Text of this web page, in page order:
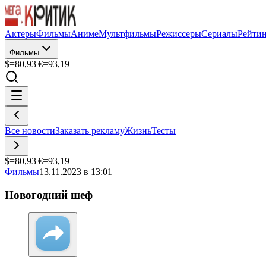
АктерыФильмыАнимеМультфильмыРежиссерыСериалы
Фильмы
$=80,93|€=93,19
Все новостиЗаказать рекламуЖизньТесты
$=80,93|€=93,19
Фильмы13.11.2023 в 13:01
Новогодний шеф